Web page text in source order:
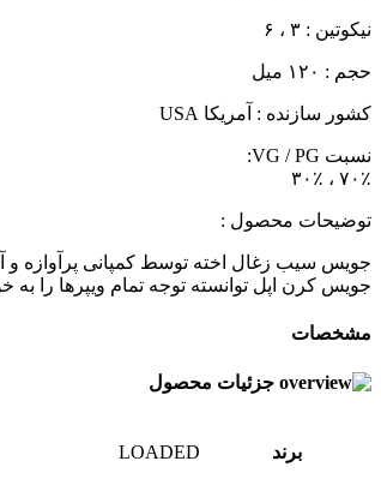
نیکوتین : ۳ ، ۶
حجم : ۱۲۰ میل
کشور سازنده : آمریکا USA
نسبت VG / PG:
۷۰٪ ، ۳۰٪
توضیحات محصول :
جویس کرن اپل توانسته توجه تمام ویپر‌ها را
مشخصات
جزئیات محصول
برند LOADED